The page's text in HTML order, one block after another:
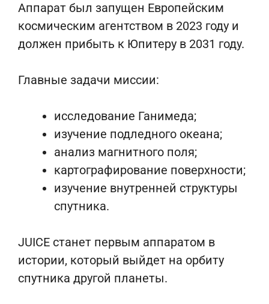
Аппарат был запущен Европейским
космическим агентством в 2023 году и
должен прибыть к Юпитеру в 2031 году.
Главные задачи миссии:
исследование Ганимеда;
изучение подледного океана;
анализ магнитного поля;
картографирование поверхности;
изучение внутренней структуры
спутника.
JUICE станет первым аппаратом в
истории, который выйдет на орбиту
спутника другой планеты.